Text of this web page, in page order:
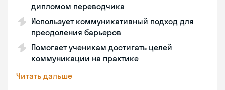
дипломом переводчика
Использует коммуникативный подход для
преодоления барьеров
Помогает ученикам достигать целей
коммуникации на практике
Читать дальше